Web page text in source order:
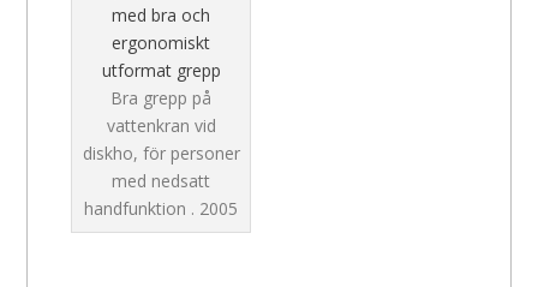
med bra och
ergonomiskt
utformat grepp
Bra grepp på
vattenkran vid
diskho, för personer
med nedsatt
handfunktion . 2005